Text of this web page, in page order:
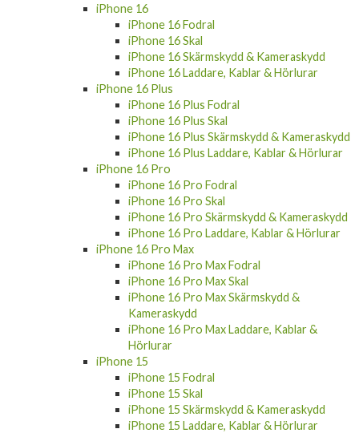
iPhone 16 Fodral
iPhone 16 Skal
iPhone 16 Skärmskydd & Kameraskydd
iPhone 16 Laddare, Kablar & Hörlurar
iPhone 16 Plus
iPhone 16 Plus Fodral
iPhone 16 Plus Skal
iPhone 16 Plus Skärmskydd & Kameraskydd
iPhone 16 Plus Laddare, Kablar & Hörlurar
iPhone 16 Pro
iPhone 16 Pro Fodral
iPhone 16 Pro Skal
iPhone 16 Pro Skärmskydd & Kameraskydd
iPhone 16 Pro Laddare, Kablar & Hörlurar
iPhone 16 Pro Max
iPhone 16 Pro Max Fodral
iPhone 16 Pro Max Skal
iPhone 16 Pro Max Skärmskydd &
Kameraskydd
iPhone 16 Pro Max Laddare, Kablar &
Hörlurar
iPhone 15
iPhone 15 Fodral
iPhone 15 Skal
iPhone 15 Skärmskydd & Kameraskydd
iPhone 15 Laddare, Kablar & Hörlurar
iPhone 15 Plus